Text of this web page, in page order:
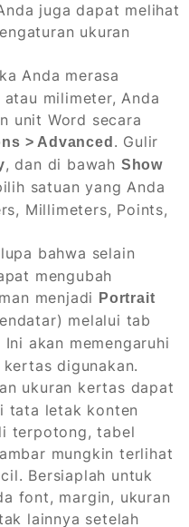
juga dapat melihat
ukuran
Anda merasa
milimeter, Anda
unit Word secara
> Advanced . Gulir
, dan di bawah Show
satuan yang Anda
Millimeters, Points,
bahwa selain
mengubah
menjadi Portrait
melalui tab
Ini akan memengaruhi
digunakan.
ukuran kertas dapat
tata letak konten
terpotong, tabel
mungkin terlihat
Bersiaplah untuk
font, margin, ukuran
lainnya setelah